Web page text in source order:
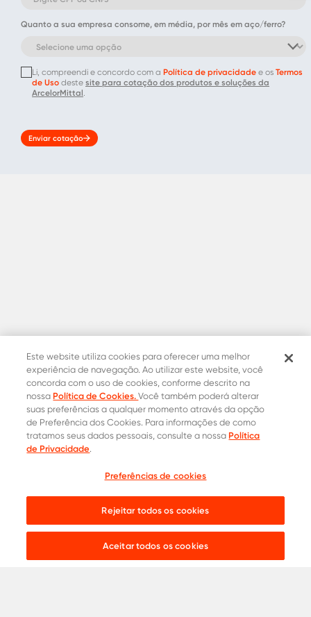
Quanto a sua empresa consome, em média, por mês em aço/ferro?
Li, compreendi e concordo com a Política de privacidade e os Termos
de Uso deste site para cotação dos produtos e soluções da
ArcelorMittal.
Enviar cotação
Contatos Oficiais
Onde comprar
Live chat:
Este website utiliza cookies para oferecer uma melhor
experiência de navegação. Ao utilizar este website, você
concorda com o uso de cookies, conforme descrito na
nossa Política de Cookies.Você também poderá alterar
suas preferências a qualquer momento através da opção
de Preferência dos Cookies. Para informações de como
tratamos seus dados pessoais, consulte a nossa Política
de Privacidade.
Preferências de cookies
Rejeitar todos os cookies
Aceitar todos os cookies